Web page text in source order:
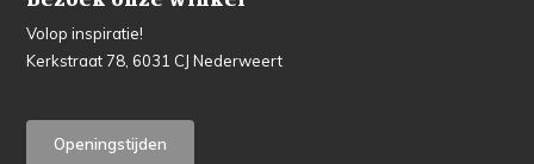
Volop inspiratie!
Kerkstraat 78, 6031 CJ Nederweert
Openingstijden